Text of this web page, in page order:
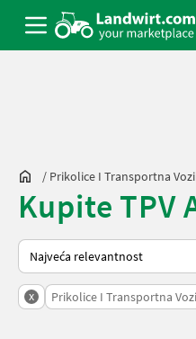
/ Prikolice I Transportna
Kupite
Tako se sortira na
x Prikolice I Transportna